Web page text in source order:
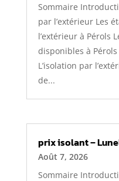
Sommaire
par l’extérieur Les
l’extérieur à Pérols
disponibles à
L’isolation par
de...
prix isolant –
Août 7, 2026
Sommaire